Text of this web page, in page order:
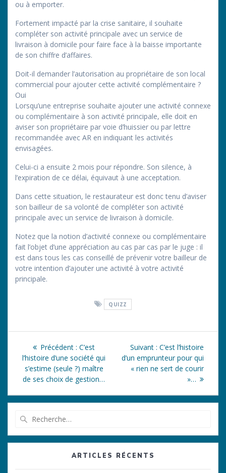
ou à emporter.
Fortement impacté par la crise sanitaire, il souhaite
compléter son activité principale avec un service de
livraison à domicile pour faire face à la baisse importante
de son chiffre d’affaires.
Doit-il demander l’autorisation au propriétaire de son local
commercial pour ajouter cette activité complémentaire ?
Oui
Lorsqu’une entreprise souhaite ajouter une activité connexe
ou complémentaire à son activité principale, elle doit en
aviser son propriétaire par voie d’huissier ou par lettre
recommandée avec AR en indiquant les activités
envisagées.
Celui-ci a ensuite 2 mois pour répondre. Son silence, à
l’expiration de ce délai, équivaut à une acceptation.
Dans cette situation, le restaurateur est donc tenu d’aviser
son bailleur de sa volonté de compléter son activité
principale avec un service de livraison à domicile.
Notez que la notion d’activité connexe ou complémentaire
fait l’objet d’une appréciation au cas par cas par le juge : il
est dans tous les cas conseillé de prévenir votre bailleur de
votre intention d’ajouter une activité à votre activité
principale.
QUIZZ
Navigation
de
l’article
Précédent : Article
précédent
:
C’est
l’histoire d’une société qui
s’estime (seule ?) maître
de ses choix de gestion…
Suivant : Article
suivant
C’est l’histoire
d’un emprunteur pour qui
« rien ne sert de courir
»…
:
ARTICLES RÉCENTS